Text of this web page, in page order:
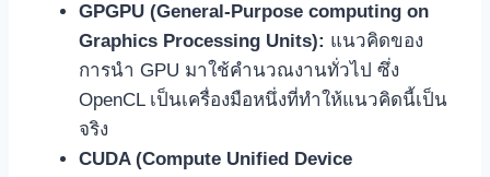
GPGPU (General-Purpose computing on
Graphics Processing Units): แนวคิดของ
การนำ GPU มาใช้คำนวณงานทั่วไป ซึ่ง
OpenCL เป็นเครื่องมือหนึ่งที่ทำให้แนวคิดนี้เป็น
จริง
CUDA (Compute Unified Device